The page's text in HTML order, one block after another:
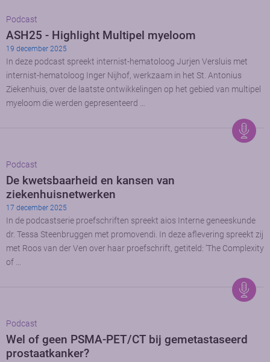
Podcast
ASH25 - Highlight Multipel myeloom
19 december 2025
In deze podcast spreekt internist-hematoloog Jurjen Versluis met
internist-hematoloog Inger Nijhof, werkzaam in het St. Antonius
Ziekenhuis, over de laatste ontwikkelingen op het gebied van multipel
myeloom die werden gepresenteerd …
Podcast
De kwetsbaarheid en kansen van
ziekenhuisnetwerken
17 december 2025
In de podcastserie proefschriften spreekt aios Interne geneeskunde
dr. Tessa Steenbruggen met promovendi. In deze aflevering spreekt zij
met Roos van der Ven over haar proefschrift, getiteld: ‘The Complexity
of …
Podcast
Wel of geen PSMA-PET/CT bij gemetastaseerd
prostaatkanker?